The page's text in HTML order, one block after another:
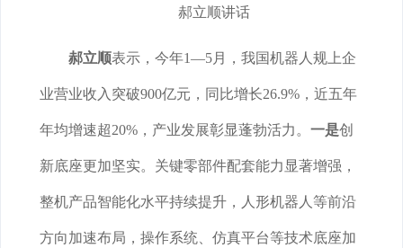
郝立顺讲话
郝立顺表示，今年1—5月，我国机器人规上企
业营业收入突破900亿元，同比增长26.9%，近五年
年均增速超20%，产业发展彰显蓬勃活力。 一是创
新底座更加坚实。关键零部件配套能力显著增强，
整机产品智能化水平持续提升，人形机器人等前沿
方向加速布局，操作系统、仿真平台等技术底座加